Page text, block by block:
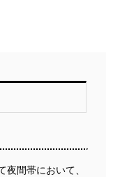
間帯において、